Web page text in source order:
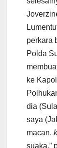
perkara
Polda
ke
dia
saya
macan,
suaka,”